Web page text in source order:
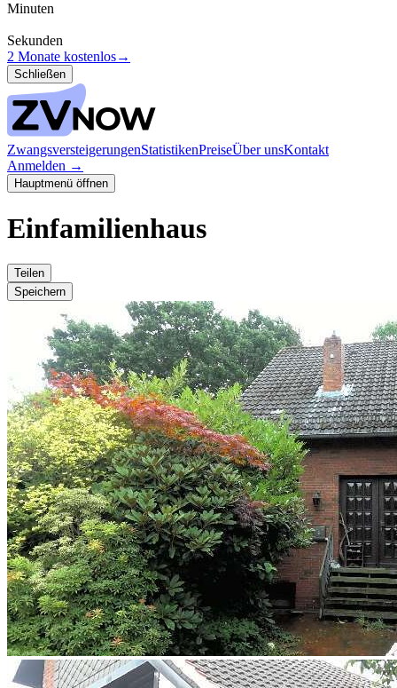
Minuten
Sekunden
2 Monate kostenlos→
Schließen
ZwangsversteigerungenStatistikenPreiseÜber unsKontakt
Anmelden →
Hauptmenü öffnen
Einfamilienhaus
Teilen
Speichern